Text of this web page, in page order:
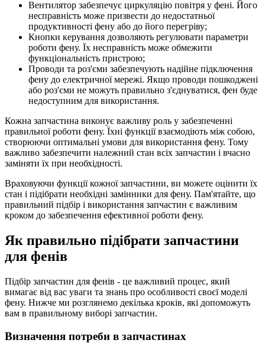
Вентилятор забезпечує циркуляцію повітря у фені. Його
несправність може призвести до недостатньої
продуктивності фену або до його перегріву;
Кнопки керування дозволяють регулювати параметри
роботи фену. Їх несправність може обмежити
функціональність пристрою;
Проводи та роз'єми забезпечують надійне підключення
фену до електричної мережі. Якщо проводи пошкоджені
або роз'єми не можуть правильно з'єднуватися, фен буде
недоступним для використання.
Кожна запчастина виконує важливу роль у забезпеченні
правильної роботи фену. Їхні функції взаємодіють між собою,
створюючи оптимальні умови для використання фену. Тому
важливо забезпечити належний стан всіх запчастин і вчасно
заміняти їх при необхідності.
Враховуючи функції кожної запчастини, ви можете оцінити їх
стан і підібрати необхідні замінники для фену. Пам'ятайте, що
правильний підбір і використання запчастин є важливим
кроком до забезпечення ефективної роботи фену.
Як правильно підібрати запчастини
для фенів
Підбір запчастин для фенів - це важливий процес, який
вимагає від вас уваги та знань про особливості своєї моделі
фену. Нижче ми розглянемо декілька кроків, які допоможуть
вам в правильному виборі запчастин.
Визначення потреби в запчастинах